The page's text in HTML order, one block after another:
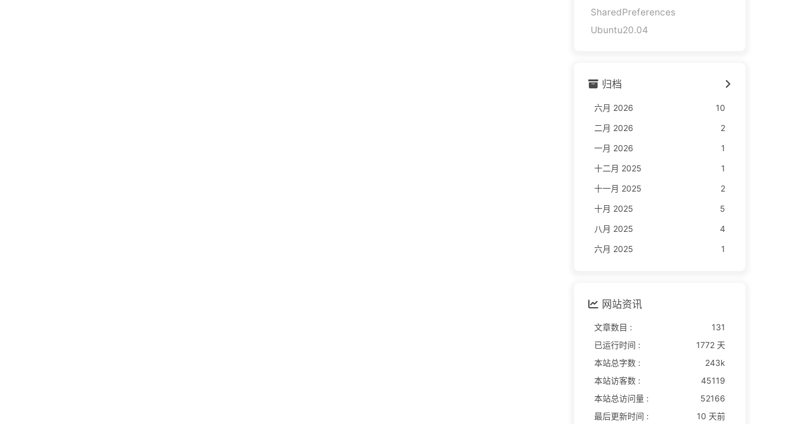
SharedPreferences
Ubuntu20.04
归档
六月 2026
10
二月 2026
2
一月 2026
1
十二月 2025
1
十一月 2025
2
十月 2025
5
八月 2025
4
六月 2025
1
网站资讯
文章数目 :
131
已运行时间 :
1772 天
本站总字数 :
243k
本站访客数 :
45119
本站总访问量 :
52166
最后更新时间 :
10 天前